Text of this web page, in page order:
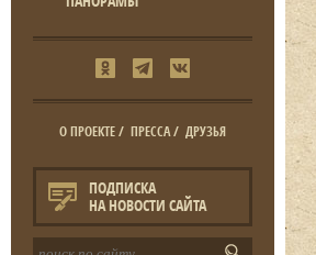
О ПРОЕКТЕ/ ПРЕССА/ ДРУЗЬЯ
ПОДПИСКА
НА НОВОСТИ САЙТА